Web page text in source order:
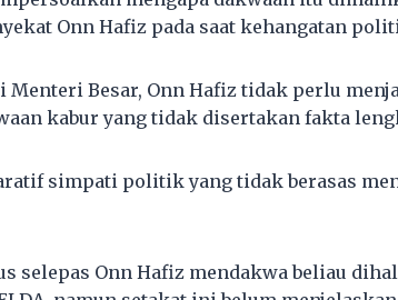
Onn Hafiz pada saat kehangatan
Menteri Besar, Onn Hafiz tidak perlu
kabur yang tidak disertakan fakta
simpati politik yang tidak berasas
selepas Onn Hafiz mendakwa beliau